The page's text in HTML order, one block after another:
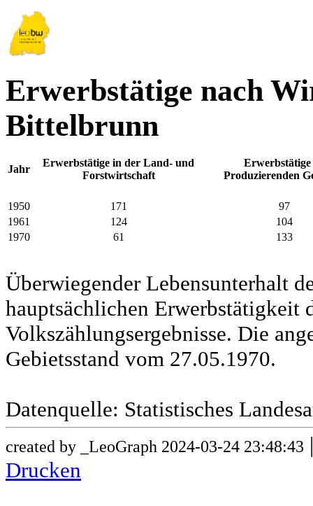
Erwerbstätige nach
Bittelbrunn
Jahr
Erwerbstätige in der Land- und
Forstwirtschaft
Erwerbstätige
Produzierenden
1950 171
97
1961
124
104
1970
61 133
Überwiegender Lebensunterhalt
hauptsächlichen Erwerbstätigkeit
Volkszählungsergebnisse. Die
Gebietsstand vom 27.05.1970.
Datenquelle: Statistisches
created by _LeoGraph 2024-03-24 23:48:43
Drucken